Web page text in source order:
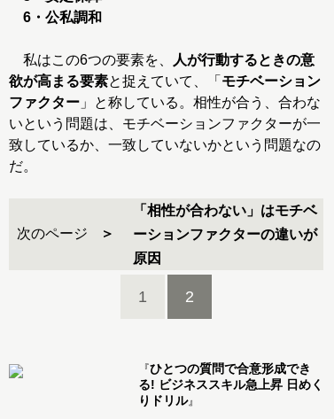
6・公私調和
私はこの6つの要素を、
人が行動するときの意
欲が高まる要素と捉えていて、「 モチベーション
ファクター 」と称している。相性が合う、合わな
いという問題は、モチベーションファクターが一
致しているか、一致していないかという問題なの
だ。
次のページ
「相性が合わない」はモチベ
ーションファクターの違いが
原因
1 2
『ひとつの質問で合意形成でき
る! ビジネススキル急上昇 日めく
りドリル』